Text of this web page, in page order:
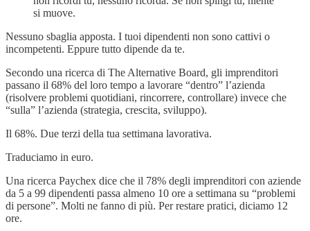
si muove.
Nessuno sbaglia apposta. I tuoi dipendenti non sono cattivi o
incompetenti. Eppure tutto dipende da te.
Secondo una ricerca di The Alternative Board, gli imprenditori
passano il 68% del loro tempo a lavorare “dentro” l’azienda
(risolvere problemi quotidiani, rincorrere, controllare) invece che
“sulla” l’azienda (strategia, crescita, sviluppo).
Il 68%. Due terzi della tua settimana lavorativa.
Traduciamo in euro.
Una ricerca Paychex dice che il 78% degli imprenditori con aziende
da 5 a 99 dipendenti passa almeno 10 ore a settimana su “problemi
di persone”. Molti ne fanno di più. Per restare pratici, diciamo 12
ore.